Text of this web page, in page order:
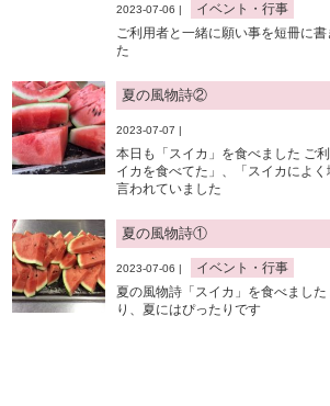
2023-07-06 |
イベント・行事
ご利用者と一緒に願い事を短冊に
た
夏の風物詩②
2023-07-07 |
本日も「スイカ」を食べました ご
イカを食べてた」、「スイカによ
言われていました
夏の風物詩①
2023-07-06 |
イベント・行事
夏の風物詩「スイカ」を食べまし
り、夏にはぴったりです